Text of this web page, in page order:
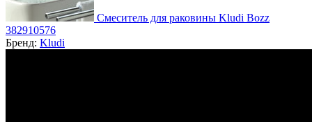
Смеситель для раковины Kludi Bozz
382910576
Бренд: Kludi